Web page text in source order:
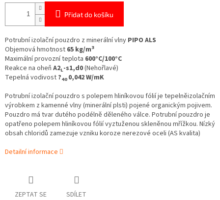
Přidat do košíku
Potrubní izolační pouzdro z minerální vlny PIPO ALS
Objemová hmotnost 65 kg/m3
Maximální provozní teplota 600°C/100°C
Reakce na oheň A2L-s1,d0(Nehořlavé)
Tepelná vodivost ?40 0,042 W/mK
Potrubní izolační pouzdro s polepem hliníkovou fólií je tepelněizolačním
výrobkem z kamenné vlny (minerální plsti) pojené organickým pojivem.
Pouzdro má tvar dutého podélně děleného válce. Potrubní pouzdro je
opatřeno polepem hliníkovou fólií vyztuženou skleněnou mřížkou. Nízký
obsah chloridů zamezuje vzniku koroze nerezové oceli (AS kvalita)
Detailní informace
ZEPTAT SE SDÍLET